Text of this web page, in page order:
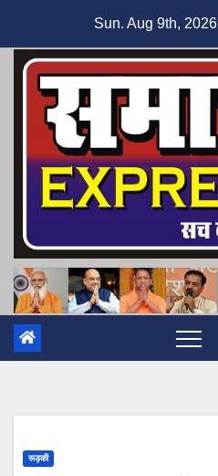
content
Sun. Aug 9th, 2026
रूड़की